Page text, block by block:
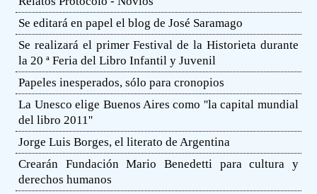
Se editará en papel el blog de José Saramago
Se realizará el primer Festival de la Historieta durante
la 20 ª Feria del Libro Infantil y Juvenil
Papeles inesperados, sólo para cronopios
La Unesco elige Buenos Aires como ''la capital mundial
del libro 2011''
Jorge Luis Borges, el literato de Argentina
Crearán Fundación Mario Benedetti para cultura y
derechos humanos